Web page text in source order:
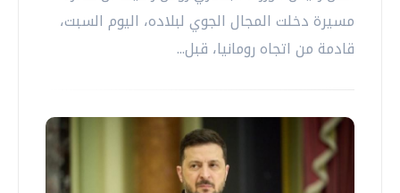
مسيرة دخلت المجال الجوي لبلاده، اليوم السبت،
قادمة من اتجاه رومانيا، قبل...